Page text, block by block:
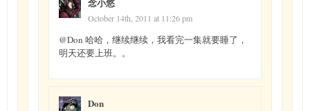
October 14th, 2011 at 11:26 pm
@Don 哈哈，继续继续，我看完一集就要睡了，
明天还要上班。。
Don